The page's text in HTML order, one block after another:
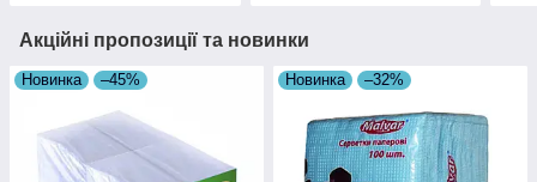
Акційні пропозиції та новинки
Новинка –45% Новинка –32%